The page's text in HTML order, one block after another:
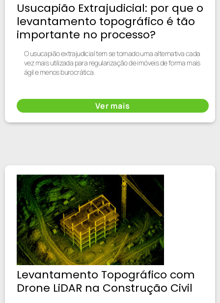
Usucapião Extrajudicial: por que o
levantamento topográfico é tão
importante no processo?
O usucapião extrajudicial tem se tornado uma alternativa cada
vez mais utilizada para regularização de imóveis de forma mais
ágil e menos burocrática.
Ver mais
Levantamento Topográfico com
Drone LiDAR na Construção Civil